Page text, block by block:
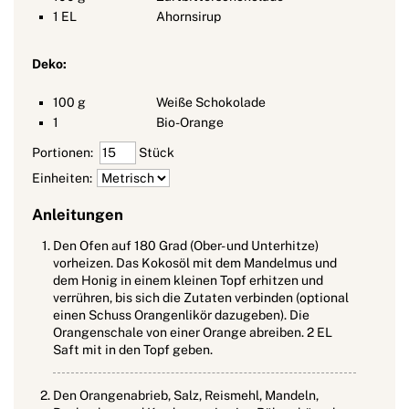
1 EL Ahornsirup
Deko:
100 g
Weiße Schokolade
1
Bio-Orange
Portionen:
Stück
Einheiten:
Anleitungen
Den Ofen auf 180 Grad (Ober- und Unterhitze)
vorheizen. Das Kokosöl mit dem Mandelmus und
dem Honig in einem kleinen Topf erhitzen und
verrühren, bis sich die Zutaten verbinden (optional
einen Schuss Orangenlikör dazugeben). Die
Orangenschale von einer Orange abreiben. 2 EL
Saft mit in den Topf geben.
Den Orangenabrieb, Salz, Reismehl, Mandeln,